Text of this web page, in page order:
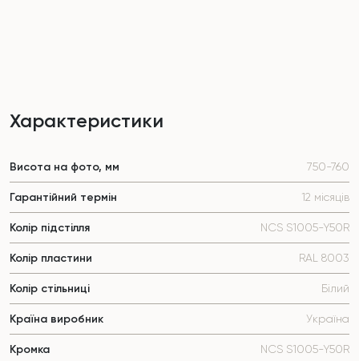
Характеристики
Висота на фото, мм 750-760
Гарантійний термін 12 місяців
Колір підстілля NCS S1005-Y50R
Колір пластини RAL 8003
Колір стільниці Білий
Країна виробник Україна
Кромка NCS S1005-Y50R